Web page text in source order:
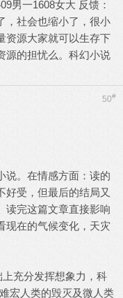
男一1608女大 反馈：
，社会也缩小了，很小
资源大家就可以生存下
源的担忧么。科幻小说
50#
说。在情感方面：读的
好受，但最后的结局又
读完这篇文章直接影响
现在的气候变化，天灾
上充分发挥想象力，科
宏人类的毁灭及微人类